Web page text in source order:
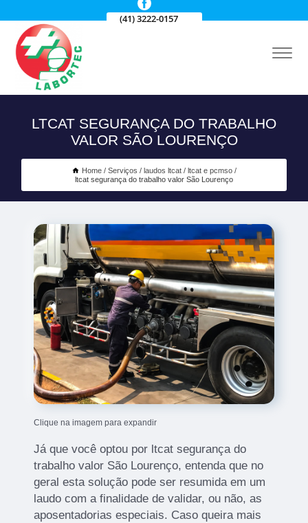
(41) 3222-0157
LTCAT SEGURANÇA DO TRABALHO
VALOR SÃO LOURENÇO
Home Serviços laudos ltcat
ltcat e pcmso
ltcat segurança do trabalho valor São Lourenço
Clique na imagem para expandir
Já que você optou por ltcat segurança do
trabalho valor São Lourenço, entenda que no
geral esta solução pode ser resumida em um
laudo com a finalidade de validar, ou não, as
aposentadorias especiais. Caso queira mais